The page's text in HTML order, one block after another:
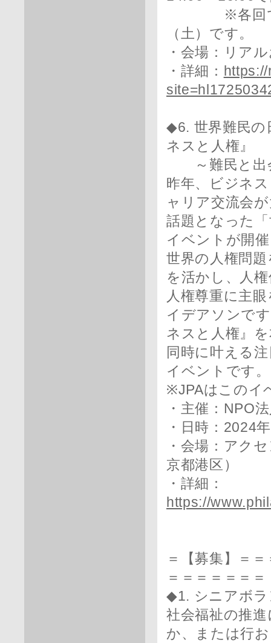
※各回で参
（土）です。
・会場：リア
・詳細：
◆6. 世界難民
ネスと人権』
～難民と出
昨年、ビジネ
ャリア交流会
話題となった
イベントが開
世界の人権問
を活かし、人
人権尊重に主
イデアソンで
ネスと人権』
同時に叶える
イベントです。
※JPAはこのイ
・主催：NPO
・日時：2024
・会場：アク
京都港区）
・詳細：
https://
＝【募集】＝
＝＝＝＝＝＝＝
◆1. シニアボラ
社会福祉の推
か、または行